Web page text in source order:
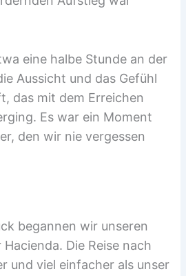
eine halbe Stunde an der
Aussicht und das Gefühl
das mit dem Erreichen
Es war ein Moment
den wir nie vergessen
begannen wir unseren
Die Reise nach
und viel einfacher als unser